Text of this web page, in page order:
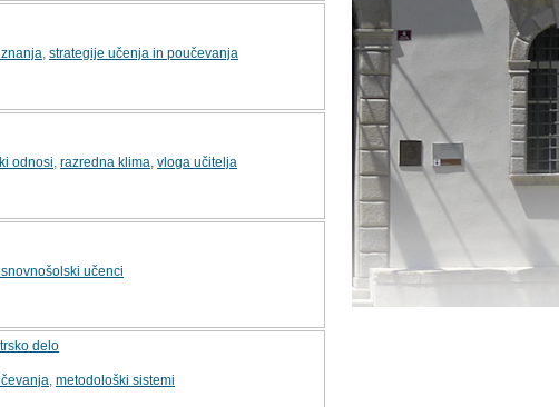
strategije učenja in poučevanja
odnosi razredna klima vloga učitelja
učenci
delo
metodološki sistemi